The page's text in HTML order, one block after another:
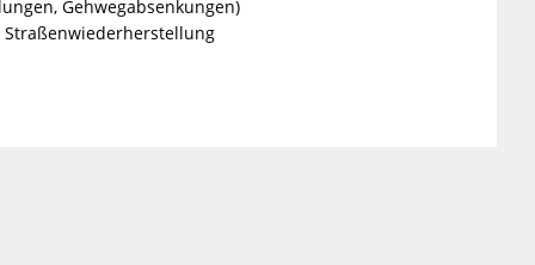
Gehwegabsenkungen)